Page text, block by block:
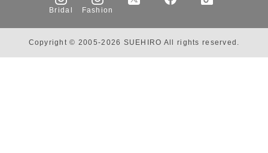
Bridal Fashion
Copyright © 2005-2026 SUEHIRO All rights reserved.